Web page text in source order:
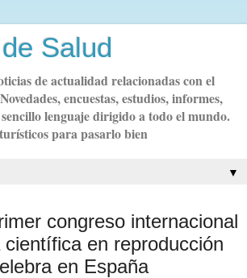
Salud
de actualidad relacionadas con el
encuestas, estudios, informes,
lenguaje dirigido a todo el mundo.
para pasarlo bien
▼
congreso internacional
científica en reproducción
en España